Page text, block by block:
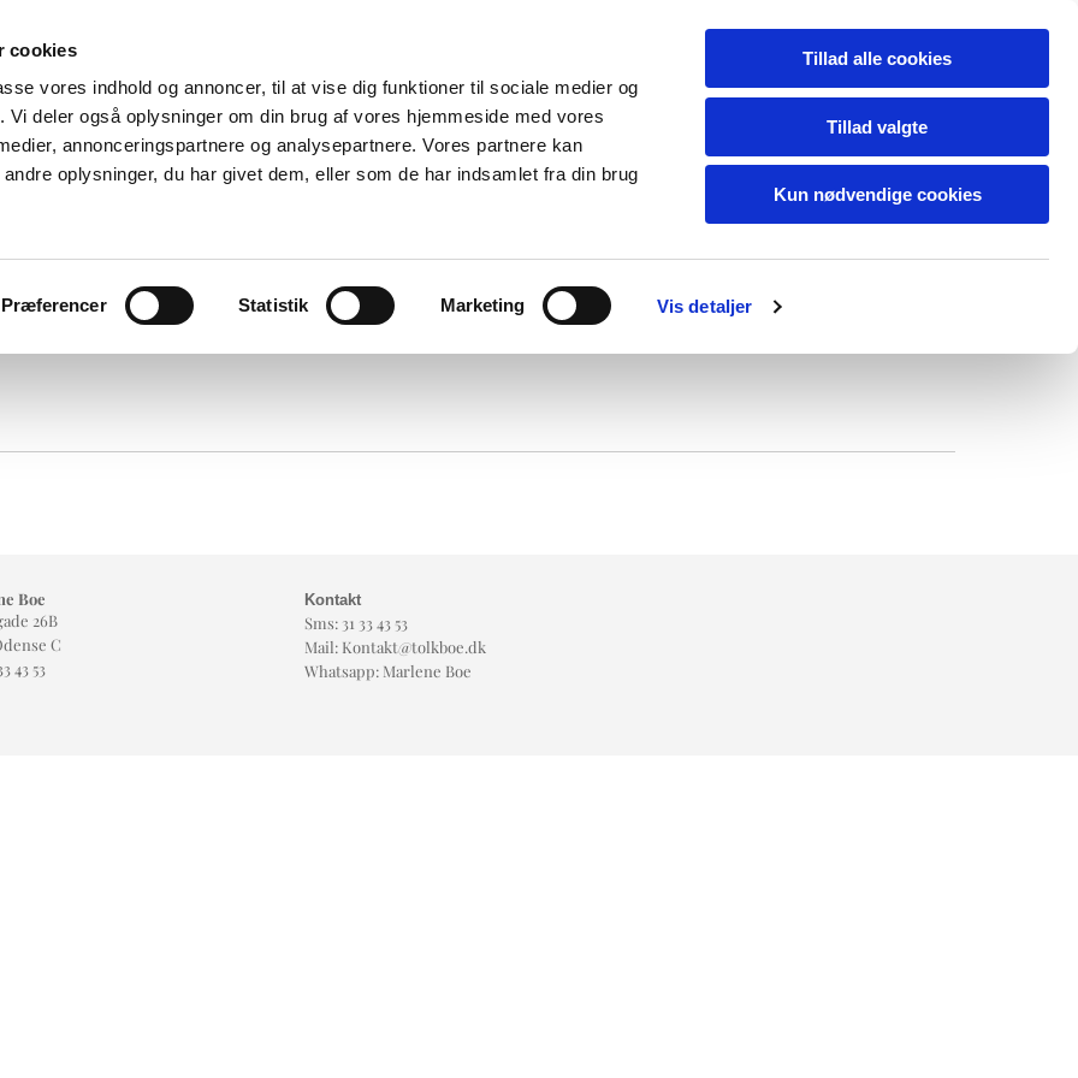
cookies
vores indhold og annoncer, til at vise dig funktioner til sociale medier og
deler også oplysninger om din brug af vores hjemmeside med vores
annonceringspartnere og analysepartnere. Vores partnere kan
oplysninger, du har givet dem, eller som de har indsamlet fra din brug
Præferencer Statistik Marketing Vis detaljer
Tillad alle cookies
Tillad valgte
Kun nødvendige cookies
Bestil tolkeopgave Jeg tilbyder Privatlivspolitik
Boe
26B
C
43 53
Kontakt
Sms: 31 33 43 53
Mail: Kontakt@tolkboe.dk
Whatsapp: Marlene Boe